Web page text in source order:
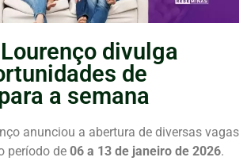
divulga
de
a semana
anunciou a abertura de diversas vagas
período de 06 a 13 de janeiro de 2026.